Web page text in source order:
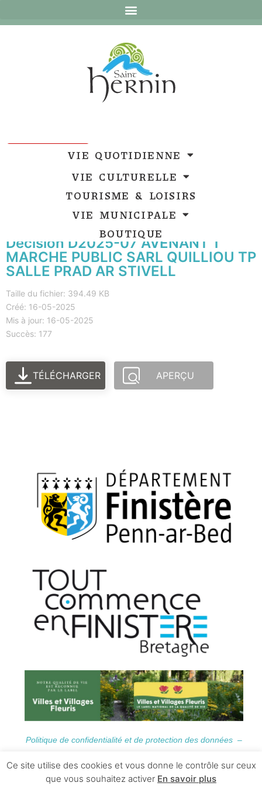
VIE QUOTIDIENNE
VIE CULTURELLE
TOURISME & LOISIRS
VIE MUNICIPALE
BOUTIQUE
Décision D2025-07 AVENANT 1
MARCHE PUBLIC SARL QUILLIOU TP
SALLE PRAD AR STIVELL
Taille du fichier: 394.49 KB
Créé: 16-05-2025
Mis à jour: 16-05-2025
Succès: 177
TÉLÉCHARGER APERÇU
Politique de confidentialité et de protection des données –
Informations Légales
Ce site utilise des cookies et vous donne le contrôle sur ceux
que vous souhaitez activer En savoir plus